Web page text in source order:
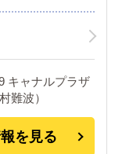
キャナルプラザ
難波）
を見る